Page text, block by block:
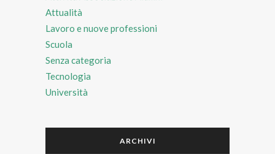
Attualità
Lavoro e nuove professioni
Scuola
Senza categoria
Tecnologia
Università
ARCHIVI